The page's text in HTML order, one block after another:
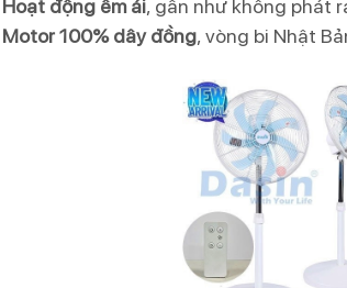
Hoạt động êm ái, gần như không phát
Motor 100% dây đồng, vòng bi Nhật